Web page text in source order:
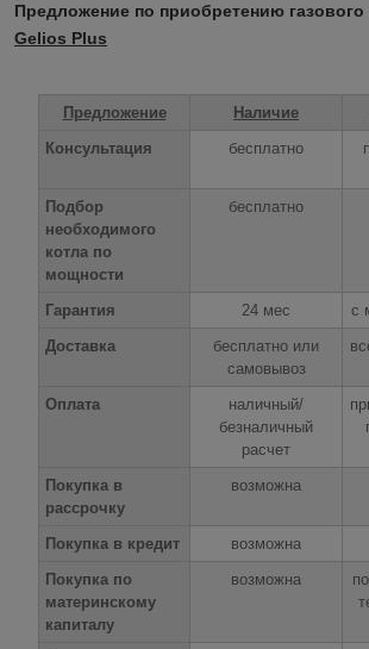
Предложение по приобретению газового
Gelios Plus
Предложение Наличие
Консультация
бесплатно
Подбор
необходимого
котла по
мощности
бесплатно
Гарантия 24 мес
с
Доставка
бесплатно или
самовывоз
Оплата
наличный/
безналичный
расчет
Покупка в
рассрочку
возможна
Покупка в кредит
возможна
Покупка по
материнскому
капиталу
возможна